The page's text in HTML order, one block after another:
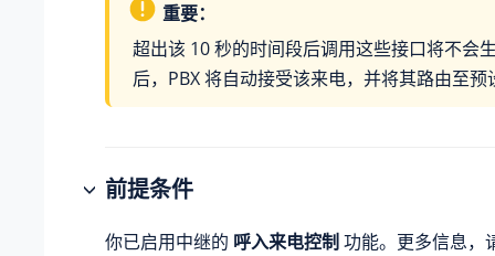
重要：
超出该 10 秒的时间段后调用这些接口将不会
后，PBX 将自动接受该来电，并将其路由至预
前提条件
你已启用中继的 呼入来电控制 功能。更多信息，